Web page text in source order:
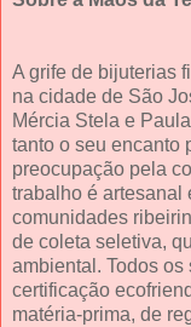
A grife de bijuterias
na cidade de São
Mércia Stela e
tanto o seu encanto
preocupação pela
trabalho é artesanal
comunidades
de coleta seletiva,
ambiental. Todos
certificação
matéria-prima, de